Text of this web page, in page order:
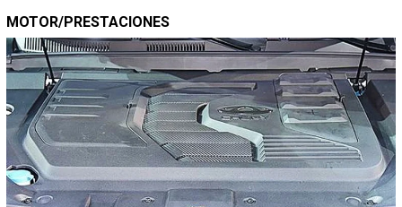
MOTOR/PRESTACIONES